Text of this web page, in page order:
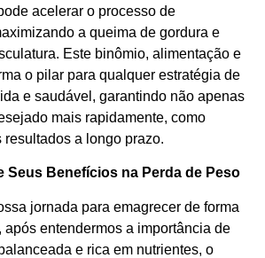
acelerar o processo de
a queima de gordura e
Este binômio, alimentação e
o pilar para qualquer estratégia de
e saudável, garantindo não apenas
mais rapidamente, como
resultados a longo prazo.
Seus Benefícios na Perda de Peso
jornada para emagrecer de forma
após entendermos a importância de
e rica em nutrientes, o